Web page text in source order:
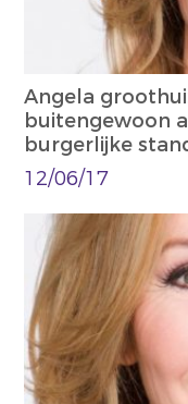
Angela
buitengewoon
burgerlijke
12/06/17